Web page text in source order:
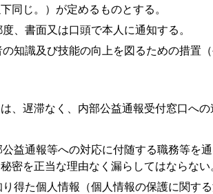
同じ。）が定めるものとする。
、書面又は口頭で本人に通知する。
知識及び技能の向上を図るための措置
遅滞なく、内部公益通報受付窓口への
益通報等への対応に付随する職務等を
密を正当な理由なく漏らしてはならない
得た個人情報（個人情報の保護に関す